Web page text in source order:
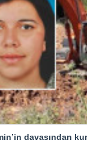
davasından